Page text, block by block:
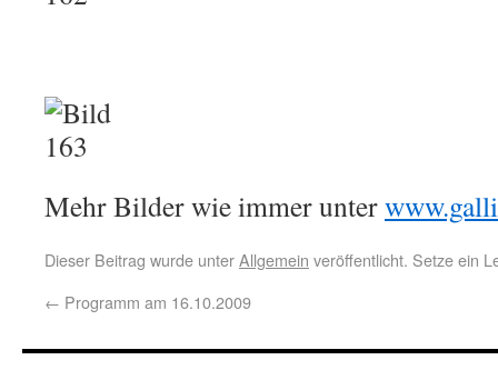
Mehr Bilder wie immer unter
Dieser Beitrag wurde unterAllgemein veröffentlicht. Setze ein
← Programm am 16.10.2009